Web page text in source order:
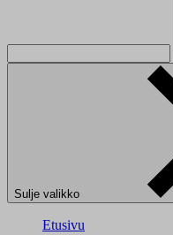
Sulje valikko
Etusivu